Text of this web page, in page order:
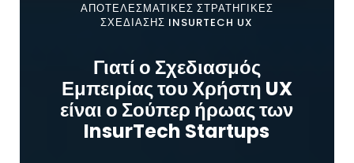
ΑΠΟΤΕΛΕΣΜΑΤΙΚΕΣ ΣΤΡΑΤΗΓΙΚΕΣ
ΣΧΕΔΙΑΣΗΣ INSURTECH UX
Γιατί ο Σχεδιασμός
Εμπειρίας του Χρήστη UX
είναι ο Σούπερ ήρωας των
InsurTech Startups